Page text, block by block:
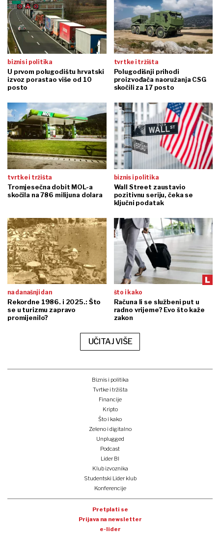
biznis i politika
U prvom polugodištu hrvatski
izvoz porastao više od 10
posto
tvrtke i tržišta
Polugodišnji prihodi
proizvođača naoružanja CSG
skočili za 17 posto
tvrtke i tržišta
Tromjesečna dobit MOL-a
skočila na 786 milijuna dolara
biznis i politika
Wall Street zaustavio
pozitivnu seriju, čeka se
ključni podatak
na današnji dan
Rekordne 1986. i 2025.: Što
se u turizmu zapravo
promijenilo?
što i kako
Računa li se službeni put u
radno vrijeme? Evo što kaže
zakon
UČITAJ VIŠE
Biznis i politika
Tvrtke i tržišta
Financije
Kripto
Što i kako
Zeleno i digitalno
Unplugged
Podcast
Lider BI
Klub izvoznika
Studentski Lider klub
Konferencije
Pretplati se
Prijava na newsletter
e-lider